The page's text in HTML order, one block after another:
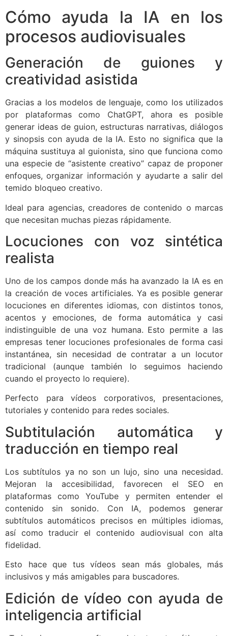
Cómo ayuda la IA en los
procesos audiovisuales
Generación de guiones y
creatividad asistida
Gracias a los modelos de lenguaje, como los utilizados
por plataformas como ChatGPT, ahora es posible
generar ideas de guion, estructuras narrativas, diálogos
y sinopsis con ayuda de la IA. Esto no significa que la
máquina sustituya al guionista, sino que funciona como
una especie de “asistente creativo” capaz de proponer
enfoques, organizar información y ayudarte a salir del
temido bloqueo creativo.
Ideal para agencias, creadores de contenido o marcas
que necesitan muchas piezas rápidamente.
Locuciones con voz sintética
realista
Uno de los campos donde más ha avanzado la IA es en
la creación de voces artificiales. Ya es posible generar
locuciones en diferentes idiomas, con distintos tonos,
acentos y emociones, de forma automática y casi
indistinguible de una voz humana. Esto permite a las
empresas tener locuciones profesionales de forma casi
instantánea, sin necesidad de contratar a un locutor
tradicional (aunque también lo seguimos haciendo
cuando el proyecto lo requiere).
Perfecto para vídeos corporativos, presentaciones,
tutoriales y contenido para redes sociales.
Subtitulación automática y
traducción en tiempo real
Los subtítulos ya no son un lujo, sino una necesidad.
Mejoran la accesibilidad, favorecen el SEO en
plataformas como YouTube y permiten entender el
contenido sin sonido. Con IA, podemos generar
subtítulos automáticos precisos en múltiples idiomas,
así como traducir el contenido audiovisual con alta
fidelidad.
Esto hace que tus vídeos sean más globales, más
inclusivos y más amigables para buscadores.
Edición de vídeo con ayuda de
inteligencia artificial